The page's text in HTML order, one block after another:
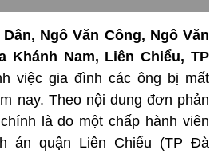
Ngô Văn Công, Ngô Văn
Khánh Nam, Liên Chiểu, TP
việc gia đình các ông bị mất
nay. Theo nội dung đơn phản
là do một chấp hành viên
án quận Liên Chiểu (TP Đà